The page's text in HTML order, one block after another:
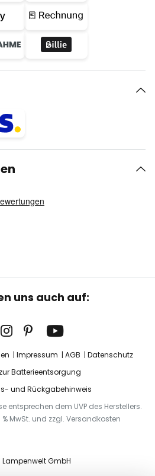
uns auch auf:
Impressum AGB
Datenschutz
Batterieentsorgung
und Rückgabehinweis
entsprechen dem UVP des Herstellers.
% MwSt. und zzgl. Versandkosten
GmbH